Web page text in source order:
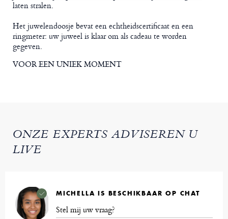
laten stralen.
Het juwelendoosje bevat een echtheidscertificaat en een
ringmeter: uw juweel is klaar om als cadeau te worden
gegeven.
VOOR EEN UNIEK MOMENT
ONZE EXPERTS ADVISEREN U
LIVE
MICHELLA IS BESCHIKBAAR OP CHAT
Stel mij uw vraag?